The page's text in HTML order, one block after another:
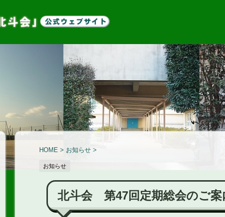
HOME > お知らせ >
お知らせ
北斗会 第47回定期総会のご案